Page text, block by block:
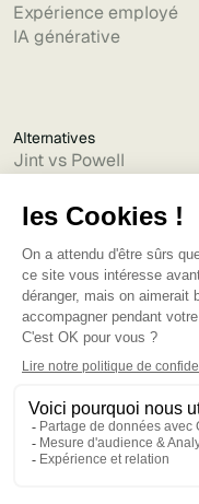
Expérience employé
IA générative
Alternatives
Jint vs Powell
Jint vs Jamespot
Jint vs Jalios
Jint vs Intranet.ai
Jint vs Akumina
Jint vs Interact
Jint vs Intranet Inside
Jint vs Staffbase
Jint vs Simpplr